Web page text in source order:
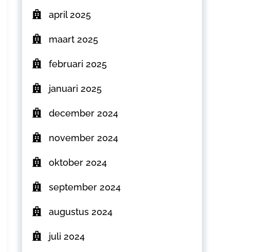
april 2025
maart 2025
februari 2025
januari 2025
december 2024
november 2024
oktober 2024
september 2024
augustus 2024
juli 2024